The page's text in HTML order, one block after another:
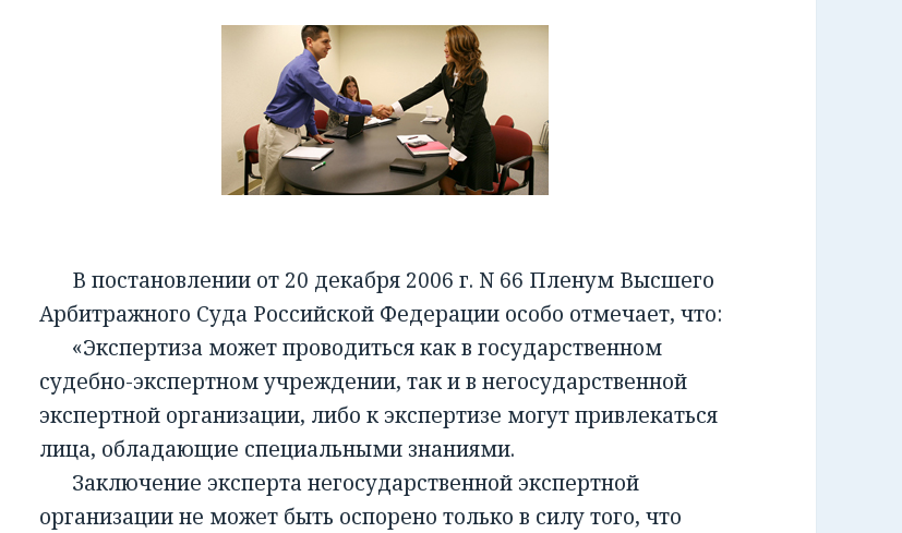
В постановлении от 20 декабря 2006 г. N 66 Пленум Высшего
Арбитражного Суда Российской Федерации особо отмечает, что:
«Экспертиза может проводиться как в государственном
судебно-экспертном учреждении, так и в негосударственной
экспертной организации, либо к экспертизе могут привлекаться
лица, обладающие специальными знаниями.
Заключение эксперта негосударственной экспертной
организации не может быть оспорено только в силу того, что